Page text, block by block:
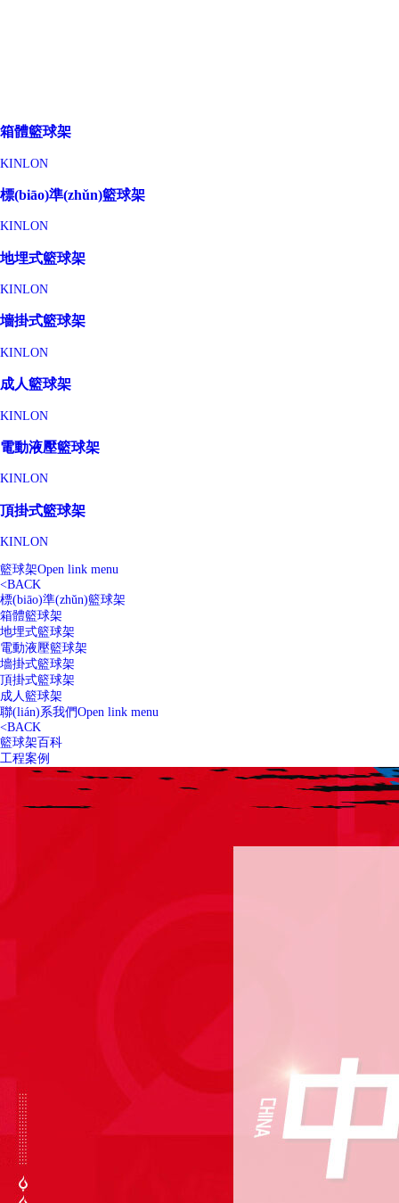
箱體籃球架
KINLON
標(biāo)準(zhǔn)籃球架
KINLON
地埋式籃球架
KINLON
墻掛式籃球架
KINLON
成人籃球架
KINLON
電動液壓籃球架
KINLON
頂掛式籃球架
KINLON
籃球架Open link menu
<BACK
標(biāo)準(zhǔn)籃球架
箱體籃球架
地埋式籃球架
電動液壓籃球架
墻掛式籃球架
頂掛式籃球架
成人籃球架
聯(lián)系我們Open link menu
<BACK
籃球架百科
工程案例